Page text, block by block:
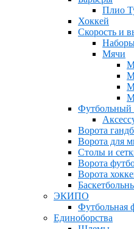
Плио
Хоккей
Скорость и
Мячи
Футбольный
Ворота
Ворота для
Столы и
Ворота
Ворота
ЭКИПО
Футбольная
Единоборства